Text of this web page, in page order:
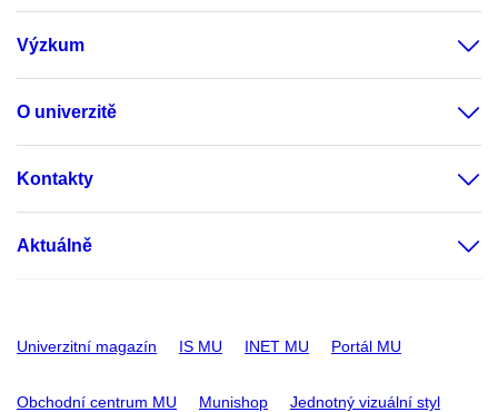
Výzkum
O univerzitě
Kontakty
Aktuálně
Univerzitní magazín IS MU INET MU Portál MU
Obchodní centrum MU Munishop Jednotný vizuální styl